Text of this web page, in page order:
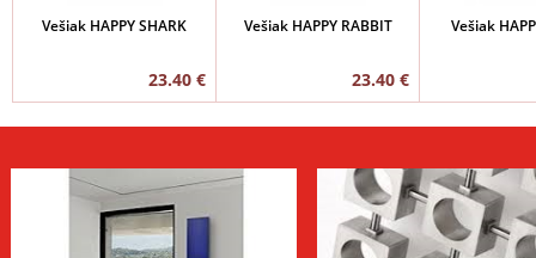
Vešiak HAPPY SHARK
23.40 €
Vešiak HAPPY RABBIT
23.40 €
Vešiak